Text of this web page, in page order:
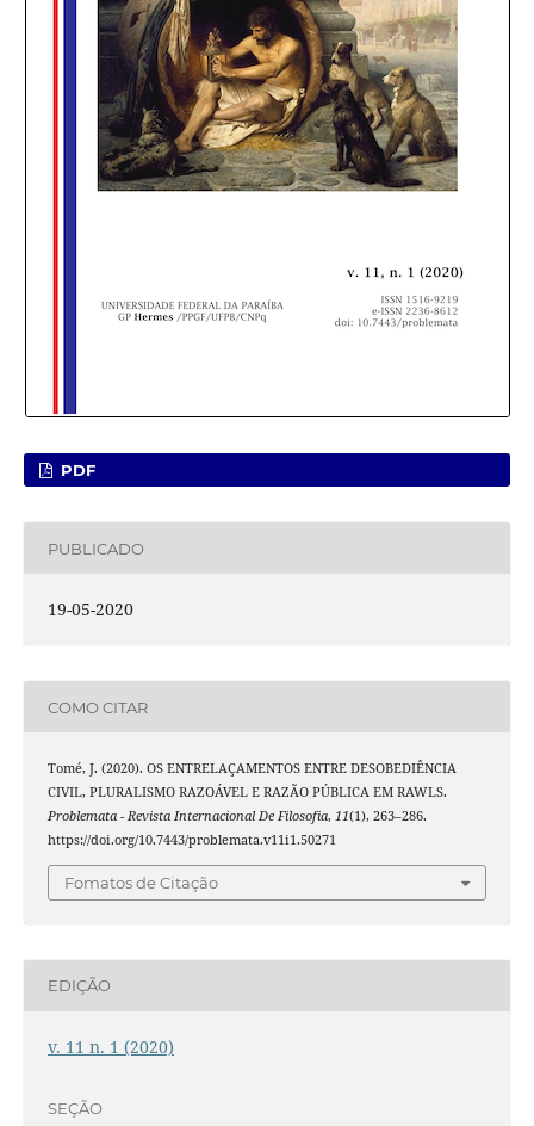
PDF
PUBLICADO
19-05-2020
COMO CITAR
Tomé, J. (2020). OS ENTRELAÇAMENTOS ENTRE DESOBEDIÊNCIA
CIVIL, PLURALISMO RAZOÁVEL E RAZÃO PÚBLICA EM RAWLS.
Problemata - Revista Internacional De Filosofia, 11(1), 263–286.
https://doi.org/10.7443/problemata.v11i1.50271
Fomatos de Citação
EDIÇÃO
v. 11 n. 1 (2020)
SEÇÃO